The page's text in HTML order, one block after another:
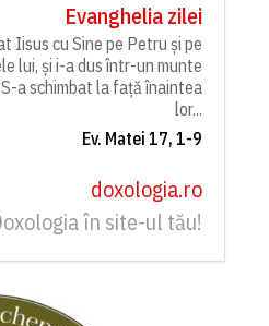
Evanghelia zilei
Iisus cu Sine pe Petru și pe
lui, și i-a dus într-un munte
a schimbat la față înaintea
lor...
Ev. Matei 17, 1-9
doxologia.ro
în site-ul tău!